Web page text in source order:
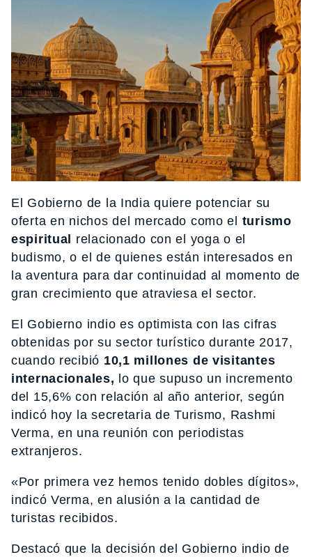
El Gobierno de la India quiere potenciar su
oferta en nichos del mercado como el turismo
espiritual
relacionado con el yoga o el
budismo, o el de quienes están interesados en
la aventura para dar continuidad al momento de
gran crecimiento que atraviesa el sector.
El Gobierno indio es optimista con las cifras
obtenidas por su sector turístico durante 2017,
cuando recibió 10,1 millones de visitantes
internacionales, lo que supuso un incremento
del 15,6% con relación al año anterior, según
indicó hoy la secretaria de Turismo, Rashmi
Verma, en una reunión con periodistas
extranjeros.
«Por primera vez hemos tenido dobles dígitos»,
indicó Verma, en alusión a la cantidad de
turistas recibidos.
Destacó que la decisión del Gobierno indio de